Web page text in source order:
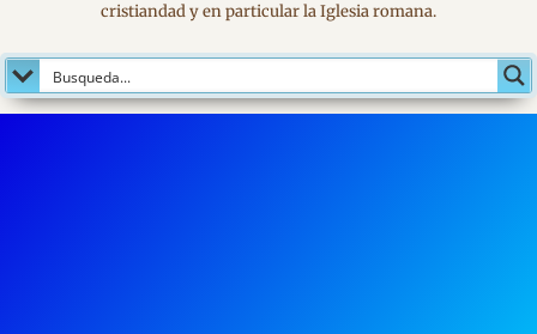
cristiandad y en particular la Iglesia romana.